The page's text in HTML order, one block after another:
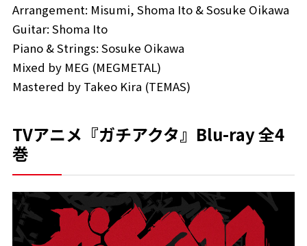
Arrangement: Misumi, Shoma Ito & Sosuke Oikawa
Guitar: Shoma Ito
Piano & Strings: Sosuke Oikawa
Mixed by MEG (MEGMETAL)
Mastered by Takeo Kira (TEMAS)
TVアニメ『ガチアクタ』Blu-ray 全4
巻